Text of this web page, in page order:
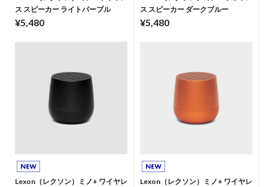
ス スピーカー ライトパープル
¥5,480
ス スピーカー ダークブルー
¥5,480
Lexon（レクソン）ミノ+ ワイヤレ
Lexon（レクソン）ミノ+ ワイヤレ